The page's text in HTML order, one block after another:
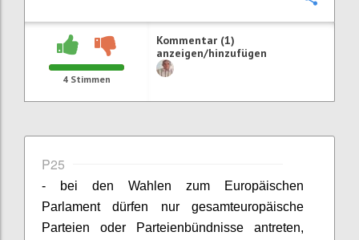
4 Stimmen
Kommentar (1)
anzeigen/hinzufügen
P25
- bei den Wahlen zum Europäischen
Parlament dürfen nur gesamteuropäische
Parteien oder Parteienbündnisse antreten,